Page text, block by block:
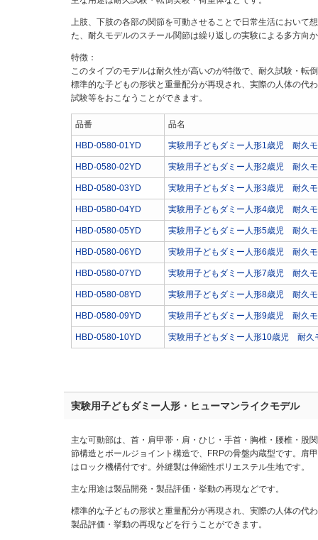
上肢、下肢の各部の関節を可動させることで日常生活において
た、耐久モデルのスチール関節は繰り返しの実験による多方向
特徴：
このタイプのモデルは耐久性が高いのが特徴で、耐久試験・転
標準的な子どもの形状と重量配分が再現され、実際の人体の代
試験等をおこなうことができます。
品番 品名
HBD-0580-01YD 実験用子どもダミー人形1歳児 耐久
HBD-0580-02YD 実験用子どもダミー人形2歳児 耐久
HBD-0580-03YD 実験用子どもダミー人形3歳児 耐久
HBD-0580-04YD 実験用子どもダミー人形4歳児 耐久
HBD-0580-05YD 実験用子どもダミー人形5歳児 耐久
HBD-0580-06YD 実験用子どもダミー人形6歳児 耐久
HBD-0580-07YD 実験用子どもダミー人形7歳児 耐久
HBD-0580-08YD 実験用子どもダミー人形8歳児 耐久
HBD-0580-09YD 実験用子どもダミー人形9歳児 耐久
HBD-0580-10YD 実験用子どもダミー人形10歳児 耐久
実験用子どもダミー人形・ヒューマンライクモデル
主な可動部は、首・肩甲帯・肩・ひじ・手首・胸椎・腰椎・股
節構造とボールジョイント構造で、FRPの骨盤内蔵型です。肩
はロック機構付です。外縫製は伸縮性ポリエステル生地です。
主な用途は製品開発・製品評価・挙動の再現などです。
標準的な子どもの形状と重量配分が再現され、実際の人体の代
製品評価・挙動の再現などを行うことができます。